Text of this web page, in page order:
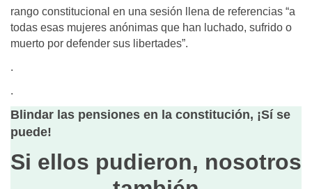
rango constitucional en una sesión llena de referencias “a
todas esas mujeres anónimas que han luchado, sufrido o
muerto por defender sus libertades”.
.
.
Blindar las pensiones en la constitución, ¡Sí se
puede!
Si ellos pudieron, nosotros